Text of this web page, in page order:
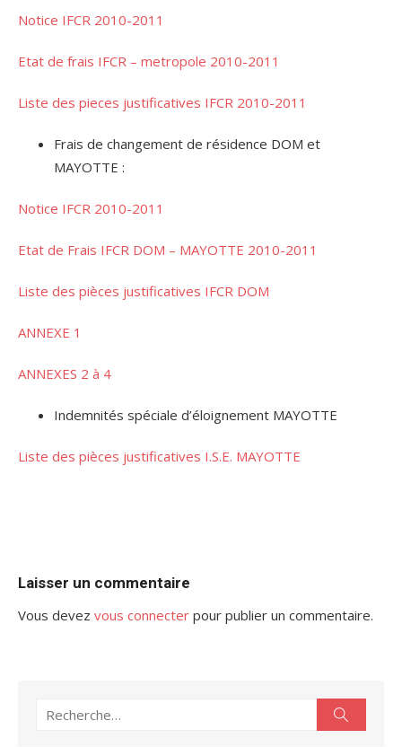
Notice IFCR 2010-2011
Etat de frais IFCR – metropole 2010-2011
Liste des pieces justificatives IFCR 2010-2011
Frais de changement de résidence DOM et
MAYOTTE :
Notice IFCR 2010-2011
Etat de Frais IFCR DOM – MAYOTTE 2010-2011
Liste des pièces justificatives IFCR DOM
ANNEXE 1
ANNEXES 2 à 4
Indemnités spéciale d’éloignement MAYOTTE
Liste des pièces justificatives I.S.E. MAYOTTE
Laisser un commentaire
Vous devez vous connecter pour publier un commentaire.
Recherche